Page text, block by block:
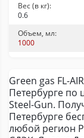
Вес (в кг):
0.6
Объем, мл:
1000
Green gas FL-
Петербурге по
Steel-Gun.
Петербурге
любой регион